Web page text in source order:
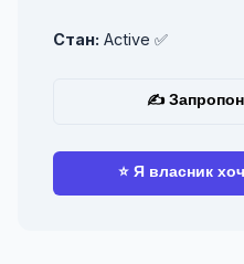
Стан: Active ✅
✍
⭐ Я власник